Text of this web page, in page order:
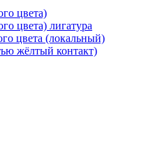
цвета)
цвета) лигатура
цвета (локальный)
жёлтый контакт)